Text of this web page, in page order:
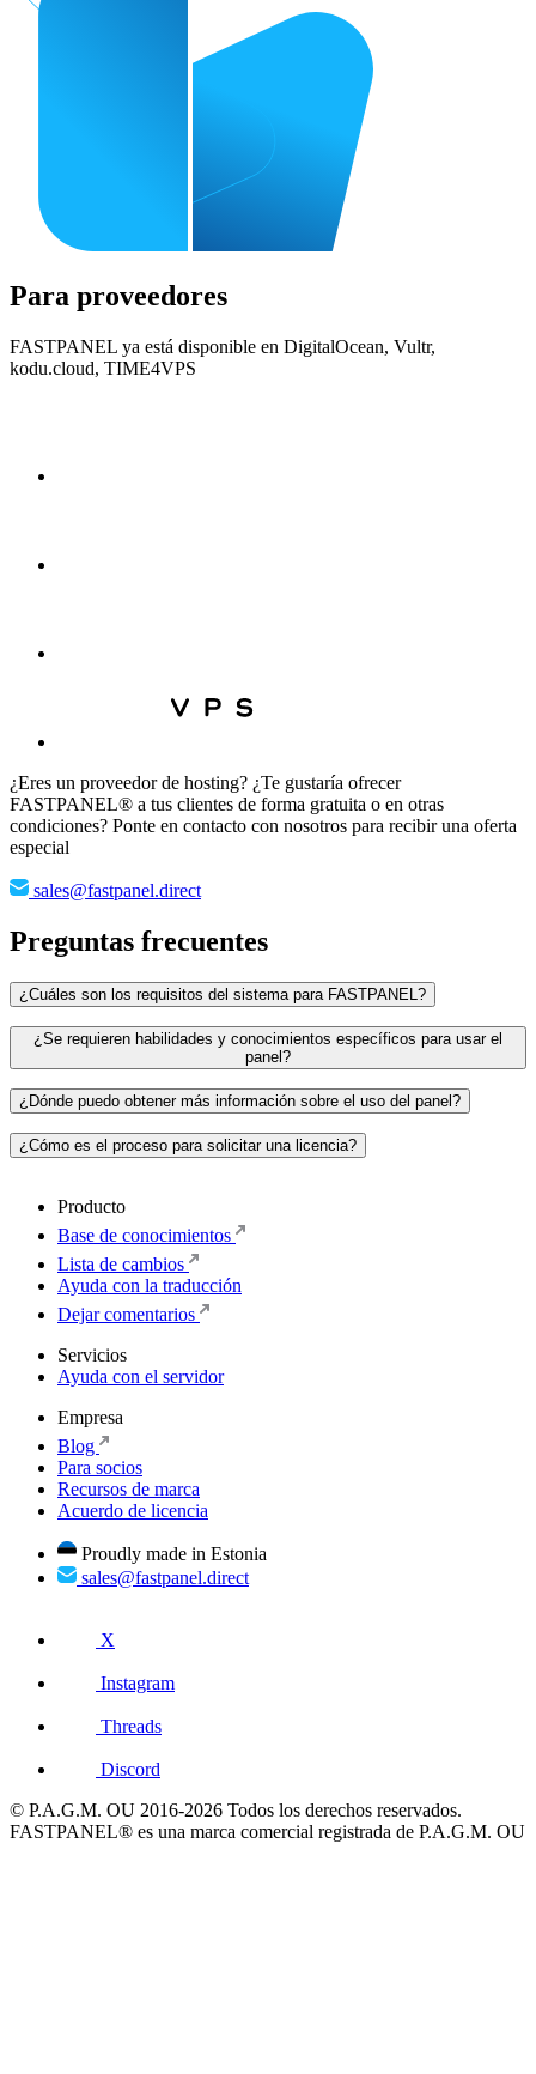
Para proveedores
FASTPANEL ya está disponible en DigitalOcean, Vultr,
kodu.cloud, TIME4VPS
¿Eres un proveedor de hosting? ¿Te gustaría ofrecer
FASTPANEL® a tus clientes de forma gratuita o en otras
condiciones? Ponte en contacto con nosotros para recibir una oferta
especial
sales@fastpanel.direct
Preguntas frecuentes
¿Cuáles son los requisitos del sistema para FASTPANEL?
¿Se requieren habilidades y conocimientos específicos para usar el
panel?
¿Dónde puedo obtener más información sobre el uso del panel?
¿Cómo es el proceso para solicitar una licencia?
Producto
Base de conocimientos
Lista de cambios
Ayuda con la traducción
Dejar comentarios
Servicios
Ayuda con el servidor
Empresa
Blog
Para socios
Recursos de marca
Acuerdo de licencia
Proudly made in Estonia
sales@fastpanel.direct
X
Instagram
Threads
Discord
© P.A.G.M. OU 2016-2026 Todos los derechos reservados.
FASTPANEL® es una marca comercial registrada de P.A.G.M. OU